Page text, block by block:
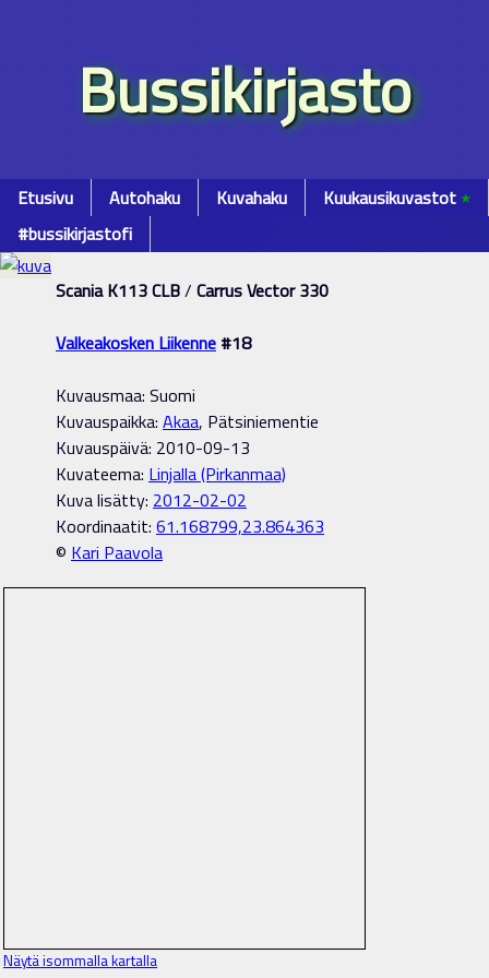
Bussikirjasto
Etusivu Autohaku Kuvahaku Kuukausikuvastot٭
#bussikirjastofi
Scania K113 CLB/ Carrus Vector 330
Valkeakosken Liikenne #18
Kuvausmaa: Suomi
Kuvauspaikka: Akaa, Pätsiniementie
Kuvauspäivä: 2010-09-13
Kuvateema: Linjalla (Pirkanmaa)
Kuva lisätty: 2012-02-02
Koordinaatit: 61.168799,23.864363
© Kari Paavola
Näytä isommalla kartalla